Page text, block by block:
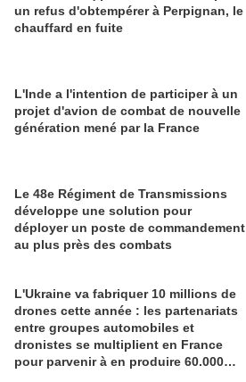
un refus d'obtempérer à Perpignan, le
chauffard en fuite
L'Inde a l'intention de participer à un
projet d'avion de combat de nouvelle
génération mené par la France
Le 48e Régiment de Transmissions
développe une solution pour
déployer un poste de commandement
au plus près des combats
L'Ukraine va fabriquer 10 millions de
drones cette année : les partenariats
entre groupes automobiles et
dronistes se multiplient en France
pour parvenir à en produire 60.000